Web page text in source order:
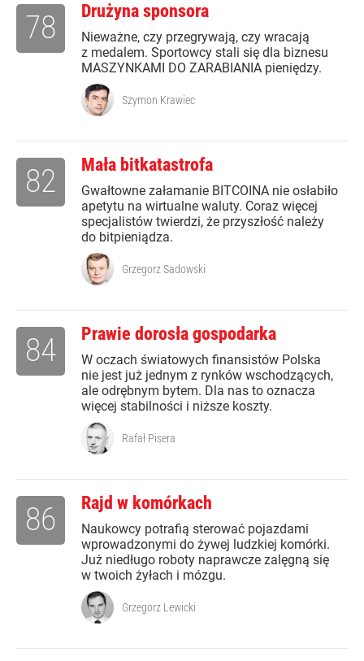
Drużyna sponsora
Nieważne, czy przegrywają, czy wracają
z medalem. Sportowcy stali się dla biznesu
MASZYNKAMI DO ZARABIANIA pieniędzy.
78
Szymon Krawiec
Mała bitkatastrofa
Gwałtowne załamanie BITCOINA nie osłabiło
apetytu na wirtualne waluty. Coraz więcej
specjalistów twierdzi, że przyszłość należy
do bitpieniądza.
82
Grzegorz Sadowski
Prawie dorosła gospodarka
W oczach światowych finansistów Polska
nie jest już jednym z rynków wschodzących,
ale odrębnym bytem. Dla nas to oznacza
więcej stabilności i niższe koszty.
84
Rafał Pisera
Rajd w komórkach
Naukowcy potrafią sterować pojazdami
wprowadzonymi do żywej ludzkiej komórki.
Już niedługo roboty naprawcze zalęgną się
w twoich żyłach i mózgu.
86
Grzegorz Lewicki